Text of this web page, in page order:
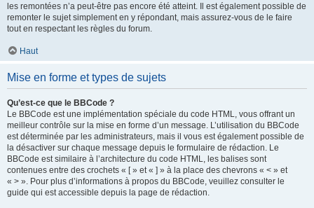
les remontées n’a peut-être pas encore été atteint. Il est également possible de
remonter le sujet simplement en y répondant, mais assurez-vous de le faire
tout en respectant les règles du forum.
Haut
Mise en forme et types de sujets
Qu’est-ce que le BBCode ?
Le BBCode est une implémentation spéciale du code HTML, vous offrant un
meilleur contrôle sur la mise en forme d’un message. L’utilisation du BBCode
est déterminée par les administrateurs, mais il vous est également possible de
la désactiver sur chaque message depuis le formulaire de rédaction. Le
BBCode est similaire à l’architecture du code HTML, les balises sont
contenues entre des crochets « [ » et « ] » à la place des chevrons « < » et
« > ». Pour plus d’informations à propos du BBCode, veuillez consulter le
guide qui est accessible depuis la page de rédaction.